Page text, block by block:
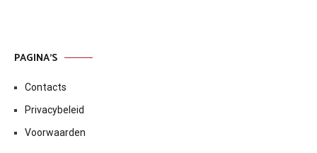
PAGINA’S
Contacts
Privacybeleid
Voorwaarden